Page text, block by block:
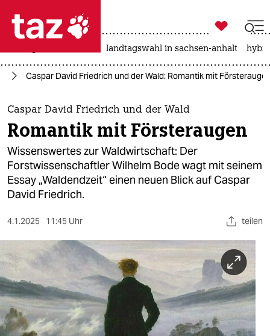
 taz zahl ich
taz zahl ich
themen
politik
öko
gesellschaft
kultur
sport
berlin
nord
wahrheit

taz zahl ich
landtagswahl in sachsen-anhalt
Caspar David Friedrich und der Wald: Romantik mit
Caspar David Friedrich und der Wald
Romantik mit Försteraugen
Wissenswertes zur Waldwirtschaft: Der
Forstwissenschaftler Wilhelm Bode wagt mit seinem
Essay „Waldendzeit“ einen neuen Blick auf Caspar
David Friedrich.
4.1.2025 11:45 Uhr teilen